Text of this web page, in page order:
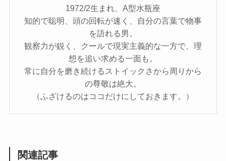
1972/2生まれ、A型水瓶座
知的で聡明、頭の回転が速く、自分の言葉で物事
を語れる男。
観察力が鋭く、クールで現実主義的な一方で、理
想を追い求める一面も。
常に自分を磨き続けるストイックさから周りから
の尊敬は絶大。
（ふざけるのはココだけにしておきます。）
関連記事